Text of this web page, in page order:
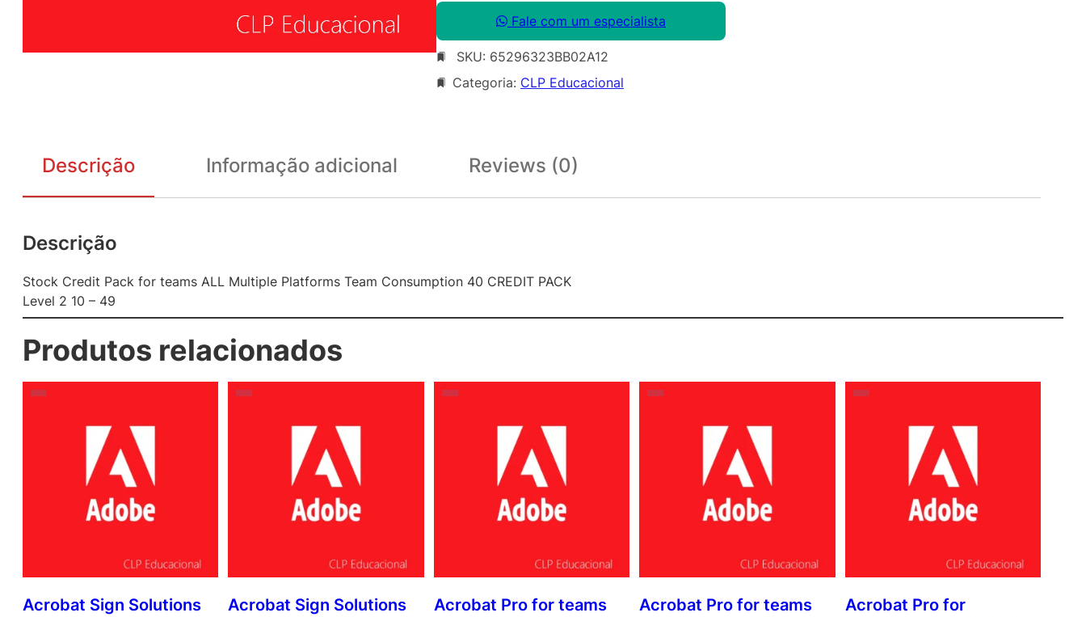
Fale com um especialista
SKU: 65296323BB02A12
Categoria: CLP Educacional
Descrição Informação adicional Reviews (0)
Descrição
Stock Credit Pack for teams ALL Multiple Platforms Team Consumption 40 CREDIT PACK
Level 2 10 – 49
Produtos relacionados
Acrobat Sign Solutions
Acrobat Sign Solutions
Acrobat Pro for teams
Acrobat Pro for teams
Acrobat Pro for